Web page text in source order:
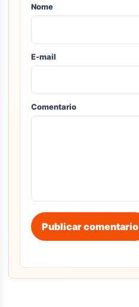
Nome
E-mail
Comentario
Publicar comentario